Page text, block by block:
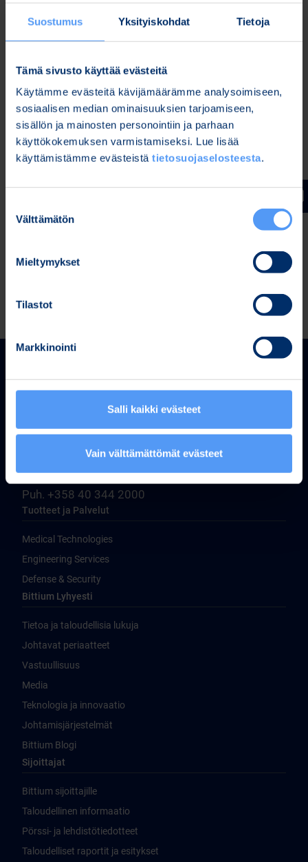
Suostumus Yksityiskohdat Tietoja
Tämä sivusto käyttää evästeitä
Käytämme evästeitä kävijämäärämme analysoimiseen,
sosiaalisen median ominaisuuksien tarjoamiseen,
sisällön ja mainosten personointiin ja parhaan
käyttökokemuksen varmistamiseksi. Lue lisää
käyttämistämme evästeistä tietosuojaselosteesta.
valinta
Välttämätön
Mieltymykset
Tilastot
Markkinointi
Salli kaikki evästeet
Vain välttämättömät evästeet
tehtyjen kauppojen jälkeen: 22 291 kpl.
Bittium Oyj:n puolesta
Nordea Pankki Oyj
Janne Sarvikivi
Lisätietoja:
Kari Jokela
Lakiasiainjohtaja
Puh. 040 344 5258
www.bittium.com
Release (wkr0006.pdf)
Ritaharjuntie 1
FI-90590 Oulu, Finland
Puh. +358 40 344 2000
Tuotteet ja Palvelut
Medical Technologies
Engineering Services
Defense & Security
Bittium Lyhyesti
Tietoa ja taloudellisia lukuja
Johtavat periaatteet
Vastuullisuus
Media
Teknologia ja innovaatio
Johtamisjärjestelmät
Bittium Blogi
Sijoittajat
Bittium sijoittajille
Taloudellinen informaatio
Pörssi- ja lehdistötiedotteet
Taloudelliset raportit ja esitykset